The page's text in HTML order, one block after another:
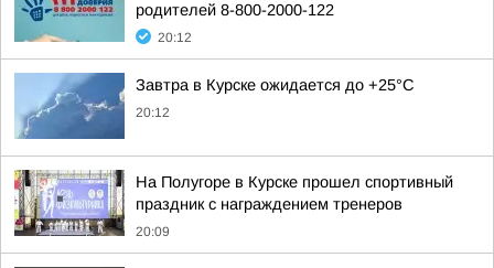
родителей 8-800-2000-122
20:12
Завтра в Курске ожидается до +25°C
20:12
На Полугоре в Курске прошел спортивный
праздник с награждением тренеров
20:09